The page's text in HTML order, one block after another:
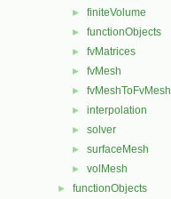
► finiteVolume
► functionObjects
► fvMatrices
► fvMesh
► fvMeshToFvMesh
► interpolation
► solver
► surfaceMesh
► volMesh
► functionObjects